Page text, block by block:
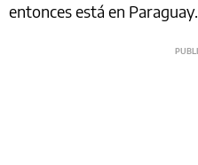
entonces está en Paraguay.